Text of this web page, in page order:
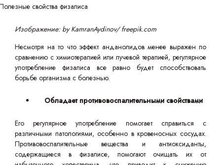
Изображение: by KamranAydinov/ freepik.com
Несмотря на то что эффект анданолидов менее выражен по
сравнению с химиотерапией или лучевой терапией, регулярное
употребление физалиса все равно будет способствовать
борьбе организма с болезнью.
Обладает противовоспалительными свойствами
Его регулярное употребление помогает справиться с
различными патологиями, особенно в кровеносных сосудах.
Противовоспалительные вещества и антиоксиданты,
содержащиеся в физалисе, помогают очищать их от